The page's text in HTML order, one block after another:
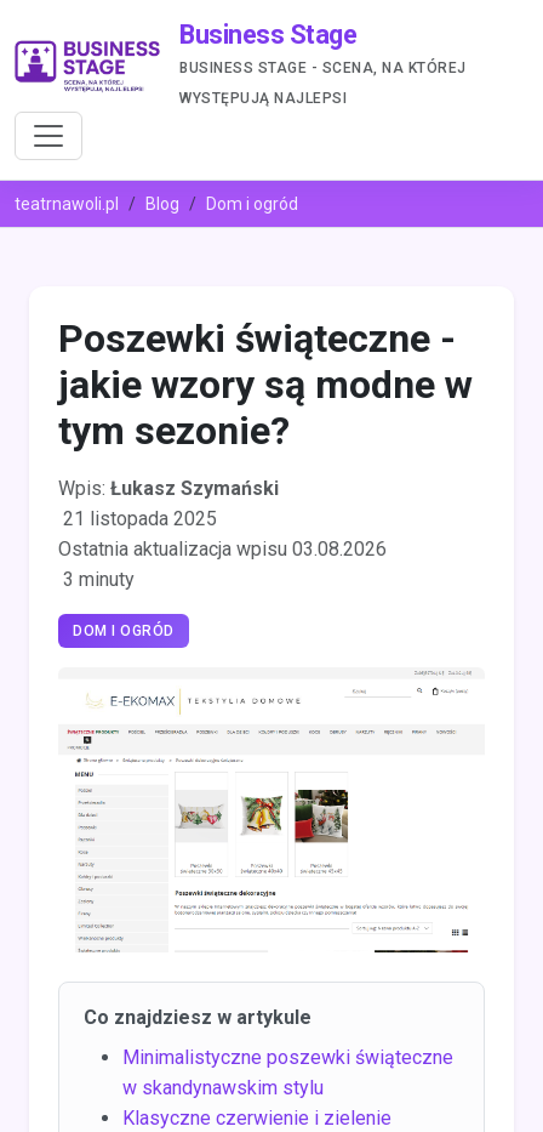
Business Stage
BUSINESS STAGE - SCENA, NA KTÓREJ
WYSTĘPUJĄ NAJLEPSI
teatrnawoli.pl Blog Dom i ogród
Poszewki świąteczne -
jakie wzory są modne w
tym sezonie?
Wpis: Łukasz Szymański
21 listopada 2025
Ostatnia aktualizacja wpisu 03.08.2026
3 minuty
DOM I OGRÓD
Co znajdziesz w artykule
Minimalistyczne poszewki świąteczne
w skandynawskim stylu
Klasyczne czerwienie i zielenie